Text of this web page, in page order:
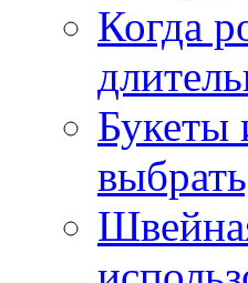
Когда
Букеты